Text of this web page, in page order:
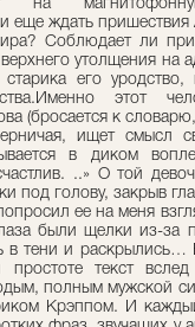
на
еще ждать пришествия
Соблюдает ли
утолщения на
старика его
этот
(бросается к
ерничая, ищет смысл
в диком
..» О той
под голову, закрыв
ее на меня
были щелки из-за
в тени и
простоте текст
полным мужской
Крэппом. И